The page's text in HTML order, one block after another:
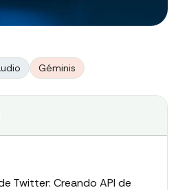
Géminis
Twitter: Creando API de